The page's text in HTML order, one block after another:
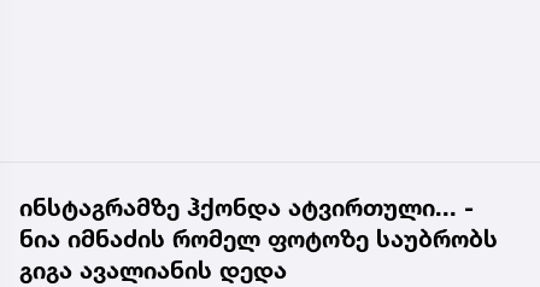
ინსტაგრამზე ჰქონდა ატვირთული... -
ნია იმნაძის რომელ ფოტოზე საუბრობს
გიგა ავალიანის დედა